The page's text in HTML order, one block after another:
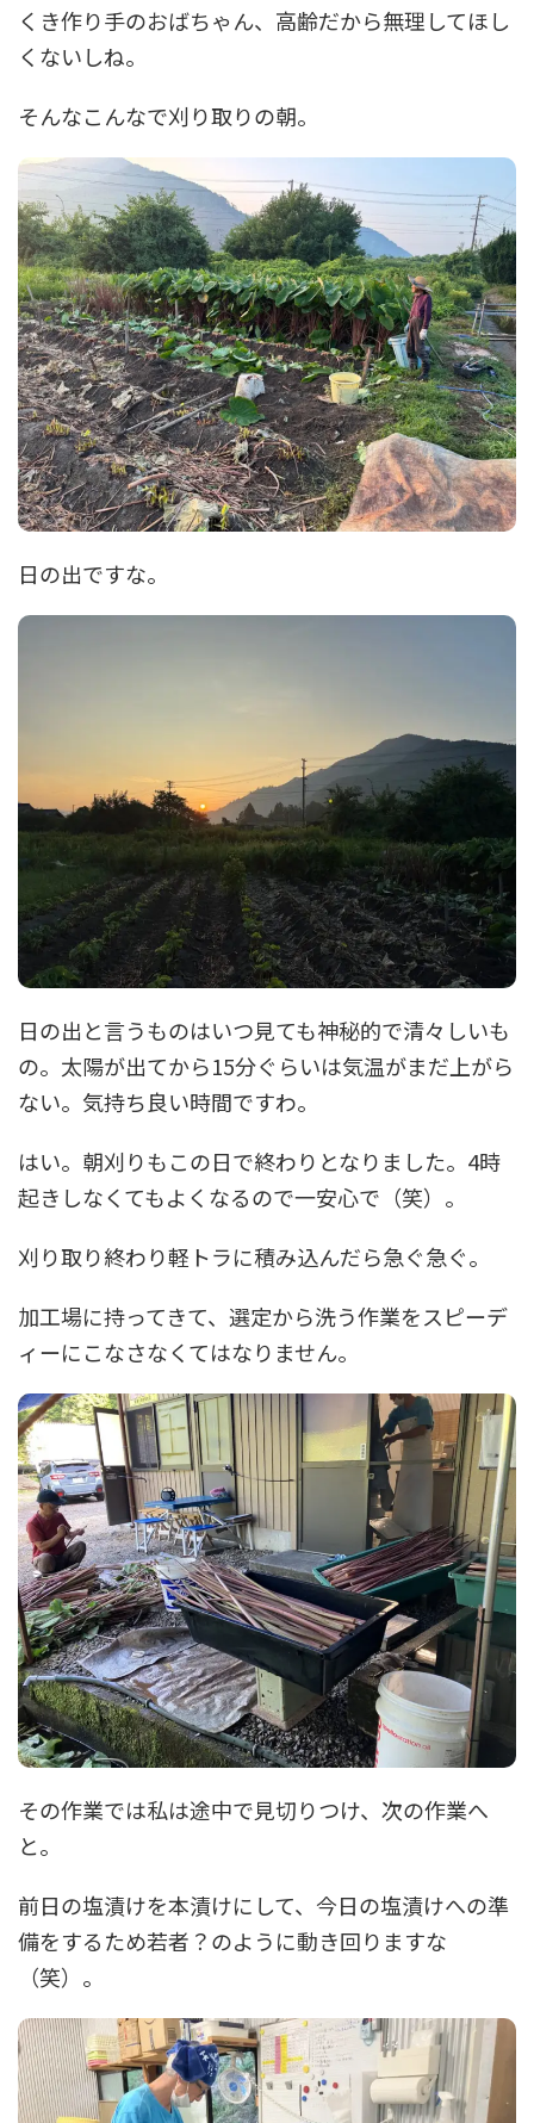
くき作り手のおばちゃん、高齢だから無理してほし
くないしね。
そんなこんなで刈り取りの朝。
日の出ですな。
日の出と言うものはいつ見ても神秘的で清々しいも
の。太陽が出てから15分ぐらいは気温がまだ上がら
ない。気持ち良い時間ですわ。
はい。朝刈りもこの日で終わりとなりました。4時
起きしなくてもよくなるので一安心で（笑）。
刈り取り終わり軽トラに積み込んだら急ぐ急ぐ。
加工場に持ってきて、選定から洗う作業をスピーデ
ィーにこなさなくてはなりません。
その作業では私は途中で見切りつけ、次の作業へ
と。
前日の塩漬けを本漬けにして、今日の塩漬けへの準
備をするため若者？のように動き回りますな
（笑）。